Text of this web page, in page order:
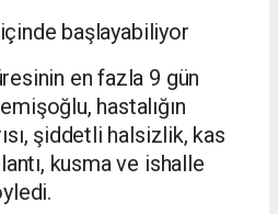
başlayabiliyor
en fazla 9 gün
hastalığın
şiddetli halsizlik, kas
kusma ve ishalle